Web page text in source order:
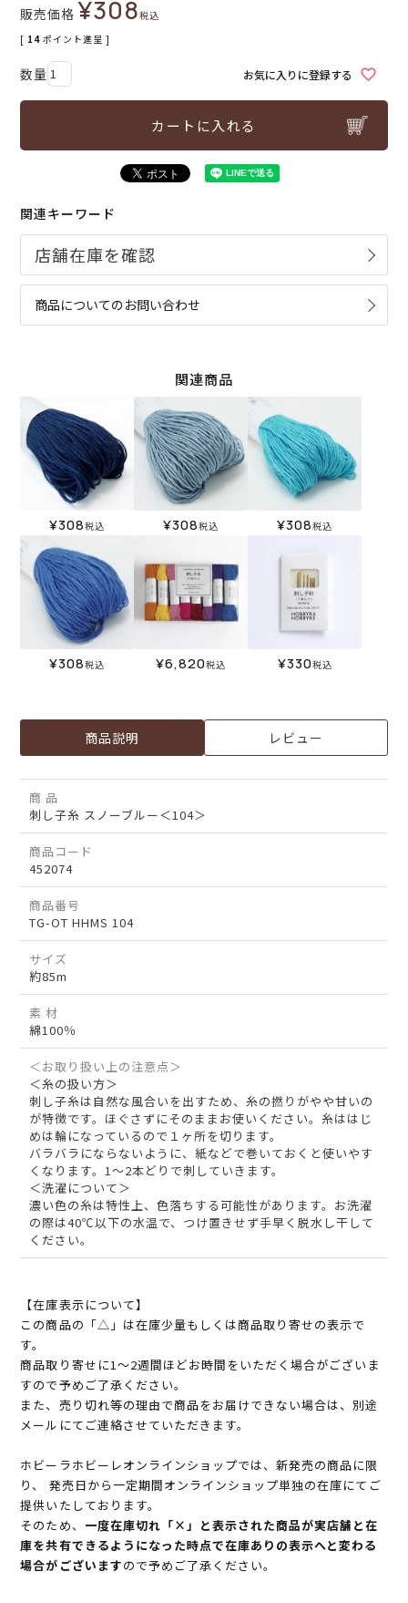
販売価格 ¥308税込
[ 14 ポイント進呈 ]
お気に入りに登録する
カートに入れる
関連キーワード
商品についてのお問い合わせ
関連商品
¥308税込 ¥308税込 ¥308税込
¥308税込 ¥6,820税込 ¥330税込
商品説明 レビュー
商 品
刺し子糸 スノーブルー＜104＞
商品コード
452074
商品番号
TG-OT HHMS 104
サイズ
約85m
素 材
綿100％
＜お取り扱い上の注意点＞
＜糸の扱い方＞
刺し子糸は自然な風合いを出すため、糸の撚りがやや甘いの
が特徴です。ほぐさずにそのままお使いください。糸ははじ
めは輪になっているので１ヶ所を切ります。
バラバラにならないように、紙などで巻いておくと使いやす
くなります。1～2本どりで刺していきます。
＜洗濯について＞
濃い色の糸は特性上、色落ちする可能性があります。お洗濯
の際は40℃以下の水温で、つけ置きせず手早く脱水し干して
ください。
【在庫表示について】
この商品の「△」は在庫少量もしくは商品取り寄せの表示で
す。
商品取り寄せに1～2週間ほどお時間をいただく場合がございま
すので予めご了承ください。
また、売り切れ等の理由で商品をお届けできない場合は、別途
メールにてご連絡させていただきます。
ホビーラホビーレオンラインショップでは、新発売の商品に限
り、 発売日から一定期間オンラインショップ単独の在庫にてご
提供いたしております。
そのため、 一度在庫切れ「×」と表示された商品が実店舗と在
庫を共有できるようになった時点で在庫ありの表示へと変わる
場合がございますので予めご了承ください。